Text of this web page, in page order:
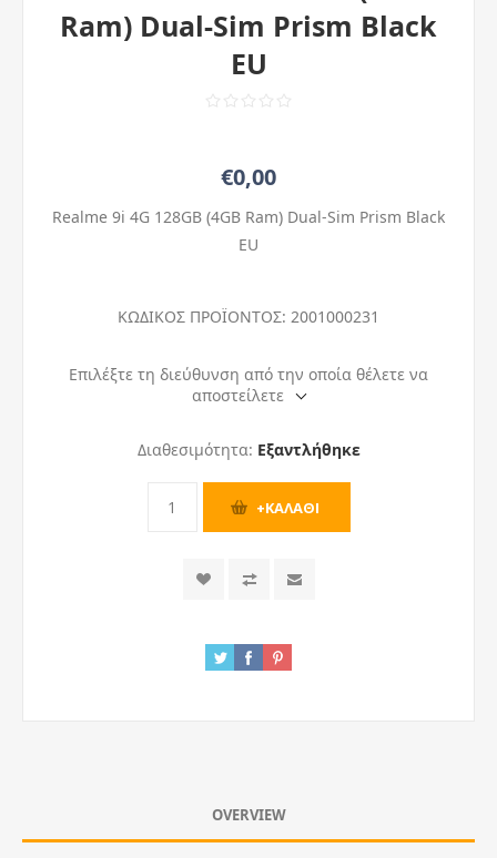
Ram) Dual-Sim Prism Black
EU
€0,00
Realme 9i 4G 128GB (4GB Ram) Dual-Sim Prism Black
EU
ΚΩΔΙΚΟΣ ΠΡΟΪΟΝΤΟΣ: 2001000231
Επιλέξτε τη διεύθυνση από την οποία θέλετε να
αποστείλετε
Διαθεσιμότητα: Εξαντλήθηκε
OVERVIEW